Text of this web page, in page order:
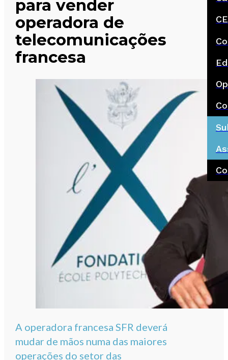
para vender
operadora de
telecomunicações
francesa
A operadora francesa SFR deverá
mudar de mãos numa das maiores
operações do setor das